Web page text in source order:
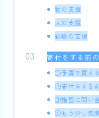
物の支援
人の支援
経験の支援
寄付をする前
①予算で買え
②寄付をする
③施設に問い
④もう少し気